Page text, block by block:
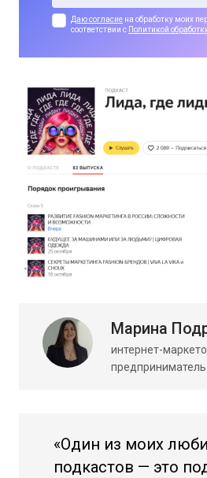
Даю согласие на обработку моих
соответствии с Политикой
Марина
интернет-
предприниматель
«Один из моих
подкастов — это